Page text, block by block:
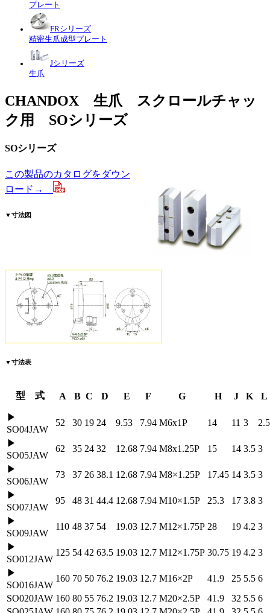
プレート
FRシリーズ
精密生爪成型プレート
Jシリーズ
生爪
CHANDOX 生爪 スクロールチャッ
ク用 SOシリーズ
SOシリーズ
この製品のカタログをダウン
ロード→
▼寸法図
▼寸法表
型 式 A B C D E F G H J K L
▶
SO04JAW
52 30 19 24 9.53 7.94 M6x1P 14 11 3
2.5
▶
SO05JAW
62 35 24 32 12.68 7.94 M8x1.25P 15 14 3.5 3
▶
SO06JAW
73 37 26 38.1 12.68 7.94 M8×1.25P 17.45 14 3.5 3
▶
SO07JAW
95 48 31 44.4 12.68 7.94 M10×1.5P 25.3 17 3.8 3
▶
SO09JAW
110 48 37 54 19.03 12.7 M12×1.75P 28 19 4.2 3
▶
SO012JAW
125 54 42 63.5 19.03 12.7 M12×1.75P 30.75 19 4.2 3
▶
SO016JAW
160 70 50 76.2 19.03 12.7 M16×2P 41.9 25 5.5 6
SO020JAW 160 80 55 76.2 19.03 12.7 M20×2.5P 41.9 32 5.5 6